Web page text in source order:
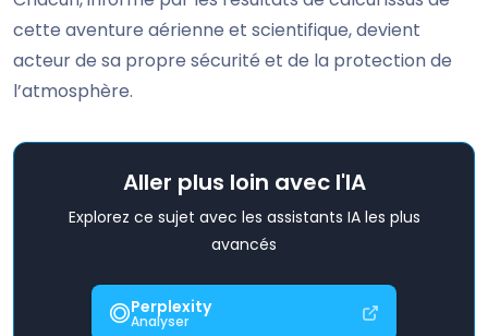
cette aventure aérienne et scientifique, devient
acteur de sa propre sécurité et de la protection de
l’atmosphère.
Aller plus loin avec l'IA
Explorez ce sujet avec les assistants IA les plus
avancés
Perplexity
Analyser